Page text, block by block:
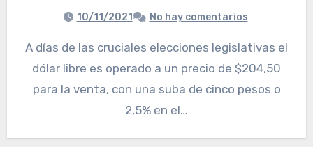
10/11/2021 No hay comentarios
A días de las cruciales elecciones legislativas el
dólar libre es operado a un precio de $204,50
para la venta, con una suba de cinco pesos o
2,5% en el…